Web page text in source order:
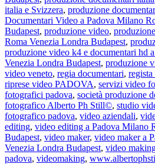
italia e Svizzera, produzione
Documentari Video a Padova Milano
Budapest, produzione video,
Roma Venezia Londra Budapest,
produzione video k4 e documentari hd
Venezia Londra Budapest, produzione
video veneto, regia documentari,
riprese video PADOVA, servizi video
fotografici padova, società produzione
fotografico Alberto Ph Still©, studio
fotografico padova, video aziendali,
editing, video editing a Padova Milano
Budapest, video maker, video maker a
Venezia Londra Budapest, video
padova, videomaking,